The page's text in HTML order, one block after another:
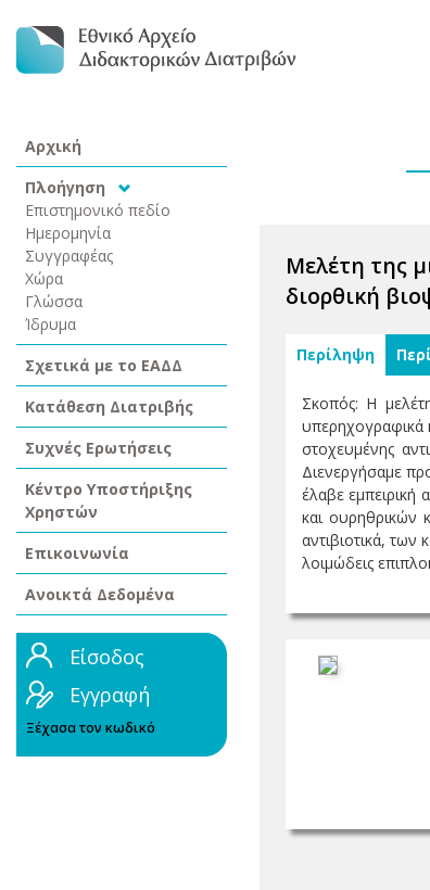
Αρχική
Πλοήγηση
Επιστημονικό πεδίο
Ημερομηνία
Συγγραφέας
Χώρα
Γλώσσα
Ίδρυμα
Σχετικά με το ΕΑΔΔ
Κατάθεση Διατριβής
Συχνές Ερωτήσεις
Κέντρο Υποστήριξης
Χρηστών
Επικοινωνία
Ανοικτά Δεδομένα
Είσοδος
Εγγραφή
Ξέχασα τον κωδικό
Μελέτη της
διορθική
Περίληψη
Σκοπός: Η
υπερηχογραφικά
στοχευμένης
Διενεργήσαμε
έλαβε
και ουρηθρικών
αντιβιοτικά,
λοιμώδεις